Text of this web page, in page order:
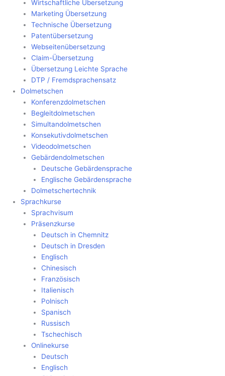
Wirtschaftliche Übersetzung
Marketing Übersetzung
Technische Übersetzung
Patentübersetzung
Webseitenübersetzung
Claim-Übersetzung
Übersetzung Leichte Sprache
DTP / Fremdsprachensatz
Dolmetschen
Konferenzdolmetschen
Begleitdolmetschen
Simultandolmetschen
Konsekutivdolmetschen
Videodolmetschen
Gebärdendolmetschen
Deutsche Gebärdensprache
Englische Gebärdensprache
Dolmetschertechnik
Sprachkurse
Sprachvisum
Präsenzkurse
Deutsch in Chemnitz
Deutsch in Dresden
Englisch
Chinesisch
Französisch
Italienisch
Polnisch
Spanisch
Russisch
Tschechisch
Onlinekurse
Deutsch
Englisch